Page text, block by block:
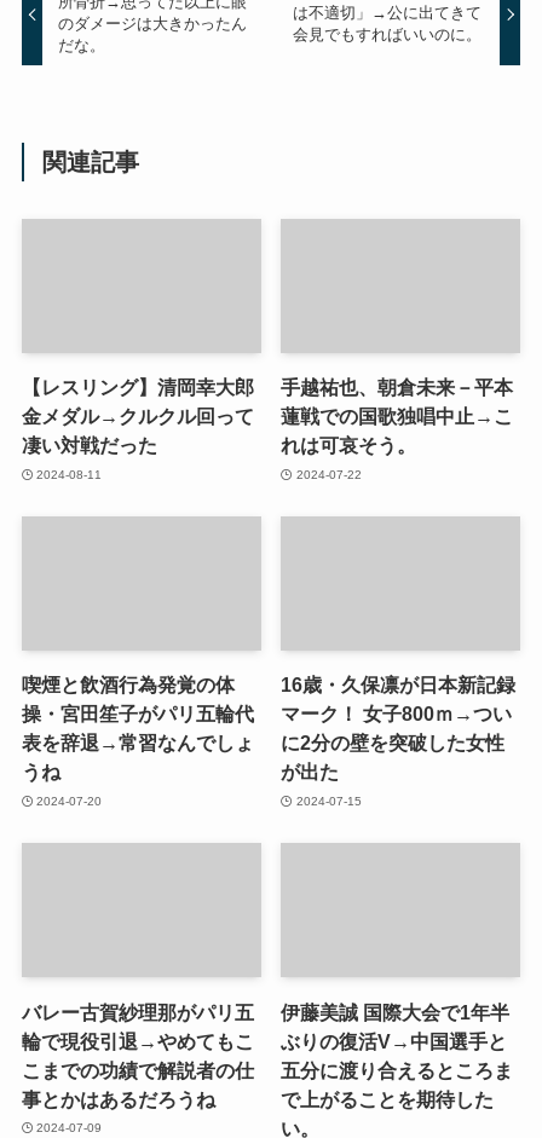
のダメージは大きかったん
だな。
は不適切」→公に出てきて
会見でもすればいいのに。
関連記事
【レスリング】清岡幸大郎
金メダル→クルクル回って
凄い対戦だった
2024-08-11
手越祐也、朝倉未来－平本
蓮戦での国歌独唱中止→こ
れは可哀そう。
2024-07-22
喫煙と飲酒行為発覚の体
操・宮田笙子がパリ五輪代
表を辞退→常習なんでしょ
うね
2024-07-20
16歳・久保凛が日本新記録
マーク！ 女子800ｍ→つい
に2分の壁を突破した女性
が出た
2024-07-15
バレー古賀紗理那がパリ五
輪で現役引退→やめてもこ
こまでの功績で解説者の仕
事とかはあるだろうね
2024-07-09
伊藤美誠 国際大会で1年半
ぶりの復活V→中国選手と
五分に渡り合えるところま
で上がることを期待した
い。